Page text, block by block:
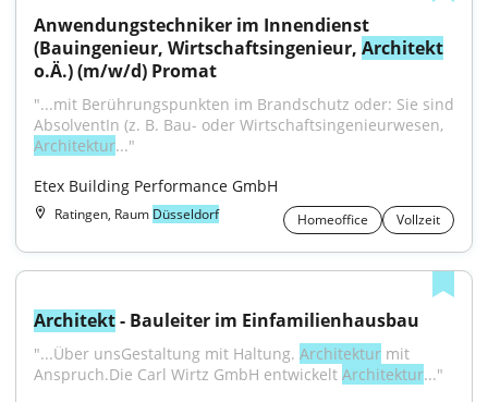
Anwendungstechniker im Innendienst
(Bauingenieur, Wirtschaftsingenieur, Architekt
o.Ä.) (m/w/d) Promat
"...mit Berührungspunkten im Brandschutz oder: Sie sind
Architektur..."
Etex Building Performance GmbH
Ratingen, Raum Düsseldorf Homeoffice Vollzeit
Architekt - Bauleiter im Einfamilienhausbau
"...Über unsGestaltung mit Haltung. Architektur mit
Anspruch.Die Carl Wirtz GmbH entwickelt Architektur..."